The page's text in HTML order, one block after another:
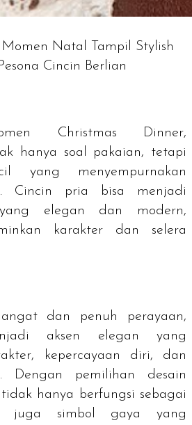
Natal Tampil Stylish
Cincin Berlian
Christmas Dinner,
hanya soal pakaian, tetapi
yang menyempurnakan
Cincin pria bisa menjadi
elegan dan modern,
karakter dan selera
dan penuh perayaan,
aksen elegan yang
kepercayaan diri, dan
Dengan pemilihan desain
hanya berfungsi sebagai
juga simbol gaya yang